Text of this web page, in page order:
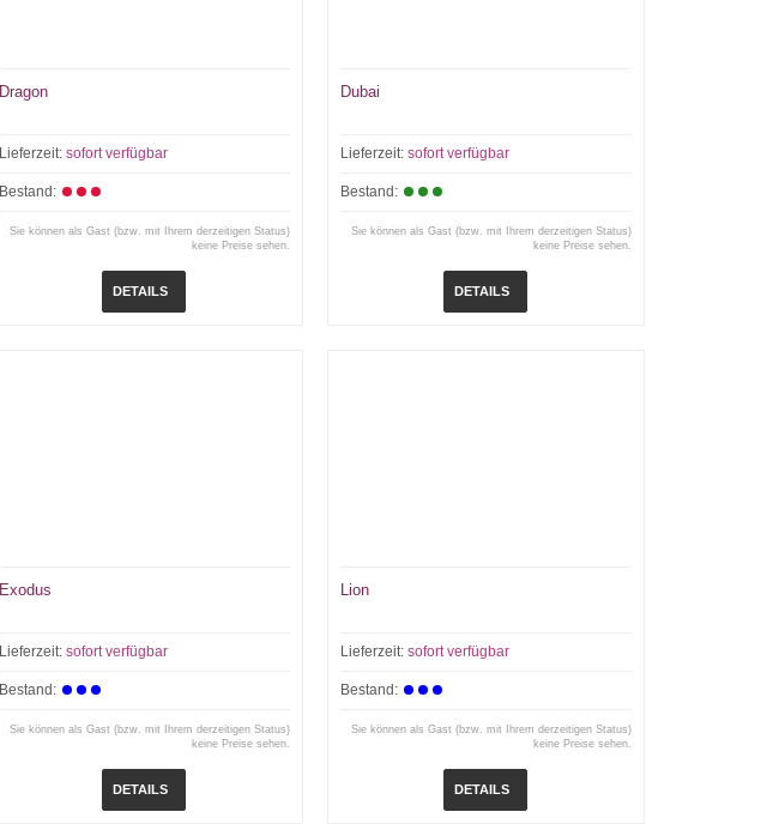
Dragon
Lieferzeit: sofort verfügbar
Bestand:
Sie können als Gast (bzw. mit Ihrem derzeitigen Status)
keine Preise sehen.
DETAILS
Dubai
Lieferzeit: sofort verfügbar
Bestand:
Sie können als Gast (bzw. mit Ihrem derzeitigen Status)
keine Preise sehen.
DETAILS
Exodus
Lieferzeit: sofort verfügbar
Bestand:
Sie können als Gast (bzw. mit Ihrem derzeitigen Status)
keine Preise sehen.
DETAILS
Lion
Lieferzeit: sofort verfügbar
Bestand:
Sie können als Gast (bzw. mit Ihrem derzeitigen Status)
keine Preise sehen.
DETAILS